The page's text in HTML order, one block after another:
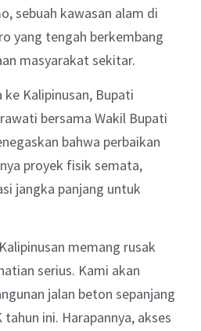
sebuah kawasan alam di
yang tengah berkembang
masyarakat sekitar.
Kalipinusan, Bupati
bersama Wakil Bupati
bahwa perbaikan
proyek fisik semata,
jangka panjang untuk
memang rusak
serius. Kami akan
jalan beton sepanjang
ini. Harapannya, akses